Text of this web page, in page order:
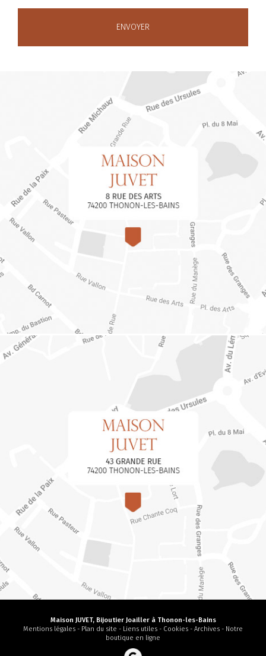
Maison JUVET, Bijoutier Joailler à Thonon-les-Bains
Mentions légales - Plan du site - Liens utiles - Cookies - Archives - Notre
boutique en ligne